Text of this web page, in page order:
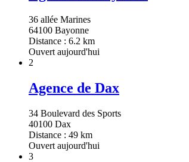
36 allée Marines
64100 Bayonne
Distance : 6.2 km
Ouvert aujourd'hui
2
Agence de Dax
34 Boulevard des Sports
40100 Dax
Distance : 49 km
Ouvert aujourd'hui
3